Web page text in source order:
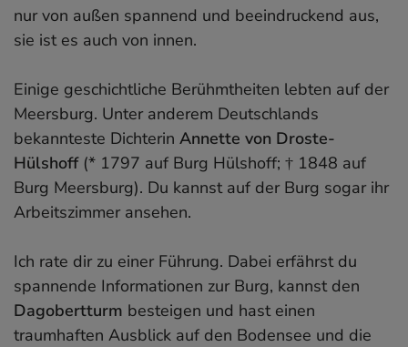
nur von außen spannend und beeindruckend aus,
sie ist es auch von innen.
Einige geschichtliche Berühmtheiten lebten auf der
Meersburg. Unter anderem Deutschlands
bekannteste Dichterin Annette von Droste-
Hülshoff(* 1797 auf Burg Hülshoff; † 1848 auf
Burg Meersburg). Du kannst auf der Burg sogar ihr
Arbeitszimmer ansehen.
Ich rate dir zu einer Führung. Dabei erfährst du
spannende Informationen zur Burg, kannst den
Dagobertturm besteigen und hast einen
traumhaften Ausblick auf den Bodensee und die